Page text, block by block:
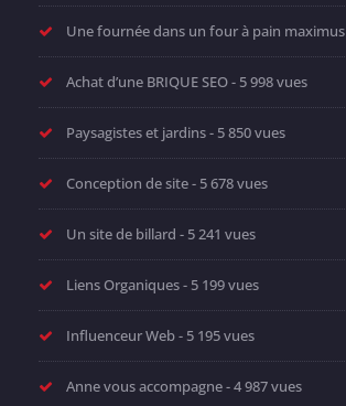
Une fournée dans un four à pain maximus
Achat d’une BRIQUE SEO- 5 998 vues
Paysagistes et jardins- 5 850 vues
Conception de site- 5 678 vues
Un site de billard - 5 241 vues
Liens Organiques- 5 199 vues
Influenceur Web- 5 195 vues
Anne vous accompagne- 4 987 vues